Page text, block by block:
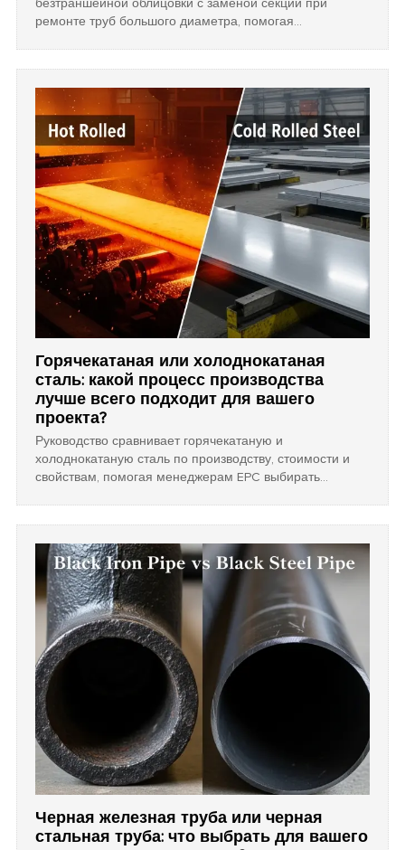
безтраншейной облицовки с заменой секций при
ремонте труб большого диаметра, помогая
Горячекатаная или холоднокатаная
сталь: какой процесс производства
лучше всего подходит для вашего
проекта?
Руководство сравнивает горячекатаную и
холоднокатаную сталь по производству, стоимости и
свойствам, помогая менеджерам EPC выбирать
Черная железная труба или черная
стальная труба: что выбрать для вашего